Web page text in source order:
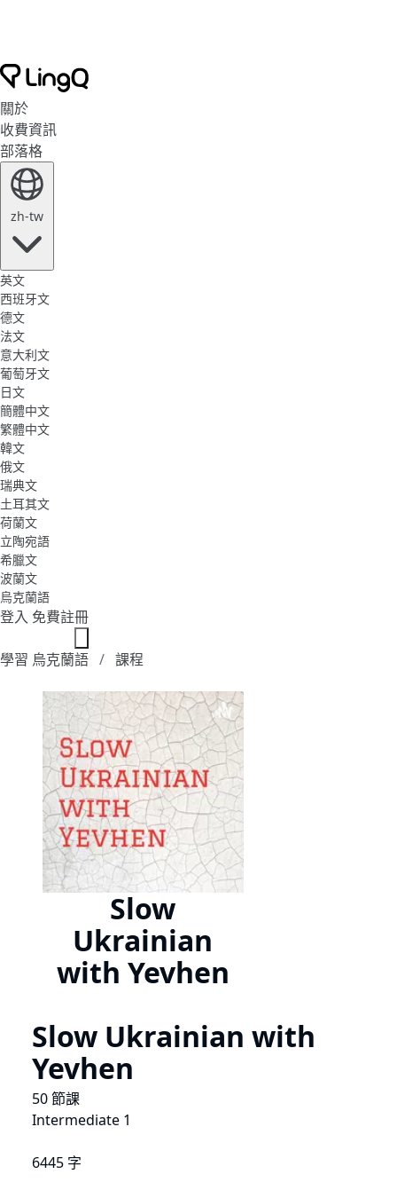
關於
收費資訊
部落格
zh-tw
英文
西班牙文
德文
法文
意大利文
葡萄牙文
日文
簡體中文
繁體中文
韓文
俄文
瑞典文
土耳其文
荷蘭文
立陶宛語
希臘文
波蘭文
烏克蘭語
登入 免費註冊
學習 烏克蘭語 課程
Slow
Ukrainian
with Yevhen
Slow Ukrainian with
Yevhen
50 節課
Intermediate 1
6445 字